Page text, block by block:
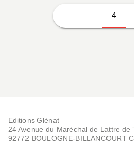
4
Editions Glénat
24 Avenue du Maréchal de Lattre de
92772 BOULOGNE-BILLANCOURT